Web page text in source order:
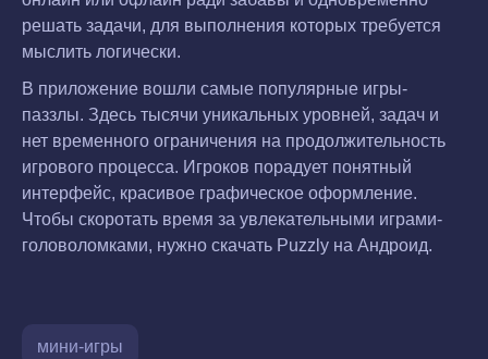
решать задачи, для выполнения которых требуется
мыслить логически.
В приложение вошли самые популярные игры-
паззлы. Здесь тысячи уникальных уровней, задач и
нет временного ограничения на продолжительность
игрового процесса. Игроков порадует понятный
интерфейс, красивое графическое оформление.
Чтобы скоротать время за увлекательными играми-
головоломками, нужно скачать Puzzly на Андроид.
мини-игры